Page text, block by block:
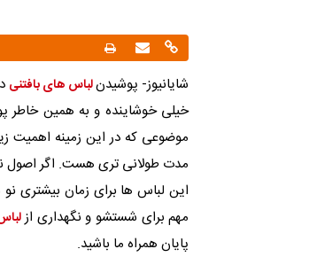
شایانیوز- پوشیدنلباس های بافتنی
خیلی خوشاینده و به همین خاطر
موضوعی که در این زمینه اهمیت
مدت طولانی تری هست. اگر
این لباس ها برای زمان بیشتری
مهم برای شستشو و نگهداری از
پایان همراه ما باشید.